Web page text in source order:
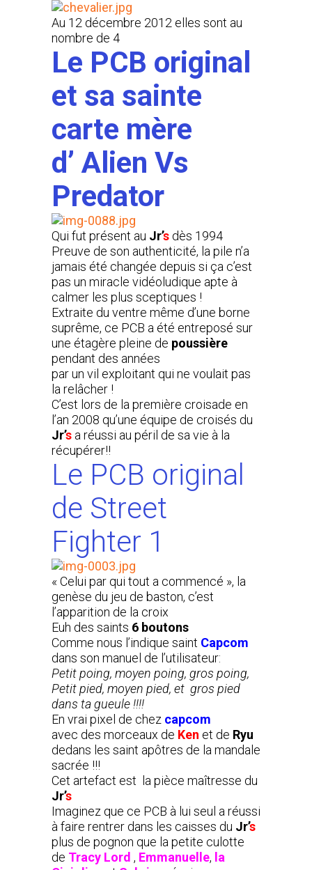
Au 12 décembre 2012 elles sont au
nombre de 4
Le PCB original
et sa sainte
carte mère
d’ Alien Vs
Predator
Qui fut présent au Jr’s dès 1994
Preuve de son authenticité, la pile n’a
jamais été changée depuis si ça c’est
pas un miracle vidéoludique apte à
calmer les plus sceptiques !
Extraite du ventre même d’une borne
suprême, ce PCB a été entreposé sur
une étagère pleine de poussière
pendant des années
par un vil exploitant qui ne voulait pas
la relâcher !
C’est lors de la première croisade en
l’an 2008 qu’une équipe de croisés du
Jr’s a réussi au péril de sa vie à la
récupérer!!
Le PCB original
de Street
Fighter 1
« Celui par qui tout a commencé », la
genèse du jeu de baston, c’est
l’apparition de la croix
Euh des saints 6 boutons
Comme nous l’indique saint Capcom
dans son manuel de l’utilisateur:
Petit poing, moyen poing, gros poing,
Petit pied, moyen pied, et gros pied
dans ta gueule !!!!
En vrai pixel de chez capcom
avec des morceaux de Ken et de Ryu
dedans les saint apôtres de la mandale
sacrée !!!
Cet artefact est la pièce maîtresse du
Jr’s
Imaginez que ce PCB à lui seul a réussi
à faire rentrer dans les caisses du Jr’s
plus de pognon que la petite culotte
de Tracy Lord , Emmanuelle, la